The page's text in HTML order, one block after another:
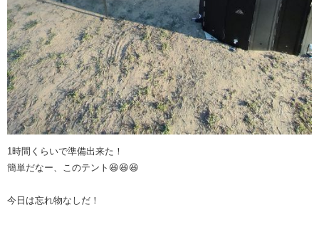
1時間くらいで準備出来た！
簡単だなー、このテント😆😆😆
今日は忘れ物なしだ！